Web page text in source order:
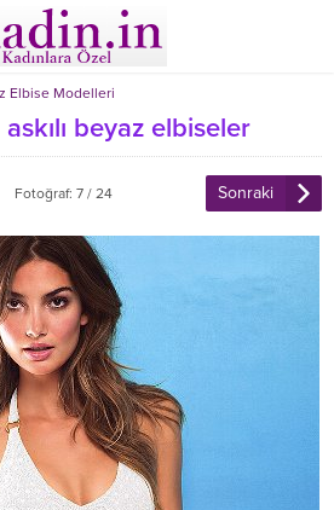
Elbise Modelleri
beyaz elbiseler
Fotoğraf: 7 / 24 Sonraki